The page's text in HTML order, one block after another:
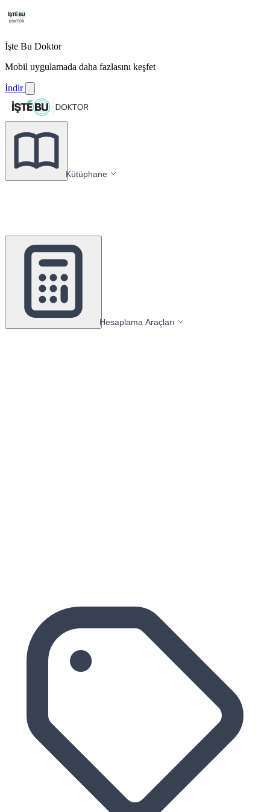
İşte Bu Doktor
Mobil uygulamada daha fazlasını keşfet
İndir
Kütüphane
Hesaplama Araçları